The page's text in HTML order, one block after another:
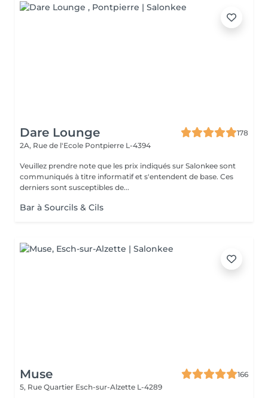
Dare Lounge
178
2A, Rue de l'Ecole Pontpierre L-4394
Veuillez prendre note que les prix indiqués sur Salonkee sont
communiqués à titre informatif et s'entendent de base. Ces
derniers sont susceptibles de...
Bar à Sourcils & Cils
Muse
166
5, Rue Quartier Esch-sur-Alzette L-4289